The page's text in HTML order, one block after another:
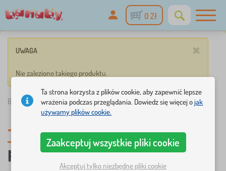
0 Zł
×
UWAGA
Nie zaleziono takiego produktu.
Banaby.pl »Dekoracje/Tapety/Barbie
Tapety dla dzieci,
pohádkové postavyBarbie
Ta strona korzysta z plików cookie, aby zapewnić lepsze
wrażenia podczas przeglądania. Dowiedz się więcej ojak
używamy plików cookie.
Zaakceptuj wszystkie pliki cookie
Akceptuj tylko niezbędne pliki cookie